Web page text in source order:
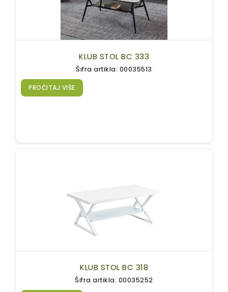
KLUB STOL BC 333
Šifra artikla: 00035513
PROČITAJ VIŠE
KLUB STOL BC 318
Šifra artikla: 00035252